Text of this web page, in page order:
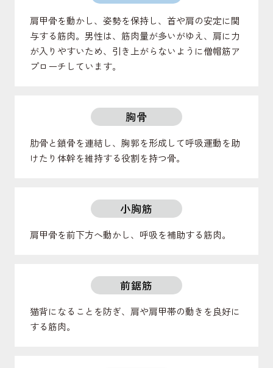
肩甲骨を動かし、姿勢を保持し、首や肩の安定に関
与する筋肉。男性は、筋肉量が多いがゆえ、肩に力
が入りやすいため、引き上がらないように僧帽筋ア
プローチしています。
胸骨
肋骨と鎖骨を連結し、胸郭を形成して呼吸運動を助
けたり体幹を維持する役割を持つ骨。
小胸筋
肩甲骨を前下方へ動かし、呼吸を補助する筋肉。
前鋸筋
猫背になることを防ぎ、肩や肩甲帯の動きを良好に
する筋肉。